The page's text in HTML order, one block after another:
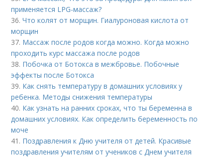
применяется LPG-массаж?
36.Что колят от морщин. Гиалуроновая кислота от
морщин
37. Массаж после родов когда можно. Когда можно
проходить курс массажа после родов
38. Побочка от Ботокса в межбровье. Побочные
эффекты после Ботокса
39. Как снять температуру в домашних условиях у
ребенка. Методы снижения температуры
40. Как узнать на ранних сроках, что ты беременна в
домашних условиях. Как определить беременность по
моче
41. Поздравления к Дню учителя от детей. Красивые
поздравления учителям от учеников с Днем учителя